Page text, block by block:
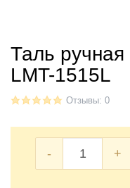
Таль
LMT-1515L
Отзывы: 0
- +